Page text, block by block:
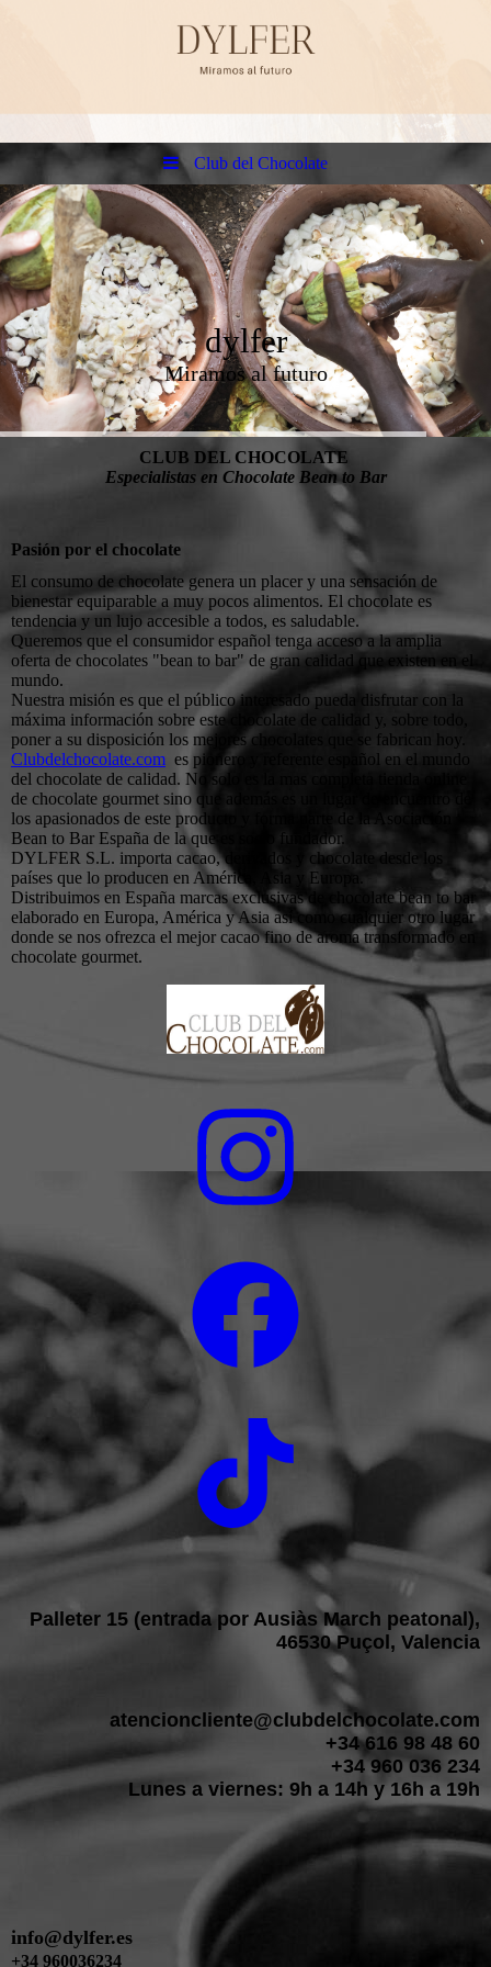
Club del Chocolate
dylfer
Miramos al futuro
CLUB DEL CHOCOLATE
Especialistas en Chocolate Bean to Bar
Pasión por el chocolate
El consumo de chocolate genera un placer y una sensación de
bienestar equiparable a muy pocos alimentos. El chocolate es
tendencia y un lujo accesible a todos, es saludable.
Queremos que el consumidor español tenga acceso a la amplia
oferta de chocolates "bean to bar" de gran calidad que existen en el
mundo.
Nuestra misión es que el público interesado pueda disfrutar con la
máxima información sobre este chocolate de calidad y, sobre todo,
poner a su disposición los mejores chocolates que se fabrican hoy.
Clubdelchocolate.com es pionero y referente español en el mundo
del chocolate de calidad. No solo es la mas completa tienda online
de chocolate gourmet sino que además es un lugar de encuentro de
los apasionados de este producto y forma parte de la Asociación
Bean to Bar España de la que es socio fundador.
DYLFER S.L. importa cacao, derivados y chocolate desde los
países que lo producen en América, Asia y Europa.
Distribuimos en España marcas exclusivas de chocolate bean to bar
elaborado en Europa, América y Asia así como cualquier otro lugar
donde se nos ofrezca el mejor cacao fino de aroma transformado en
chocolate gourmet.
Palleter 15 (entrada por Ausiàs March peatonal),
46530 Puçol, Valencia
atencioncliente@clubdelchocolate.com
+34 616 98 48 60
+34 960 036 234
Lunes a viernes: 9h a 14h y 16h a 19h
info@dylfer.es
+34 960036234